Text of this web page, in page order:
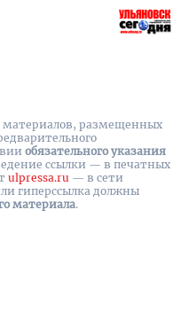
размещенных
обязательного указания
ссылки — в печатных
ulpressa.ru — в сети
гиперссылка должны
материала.